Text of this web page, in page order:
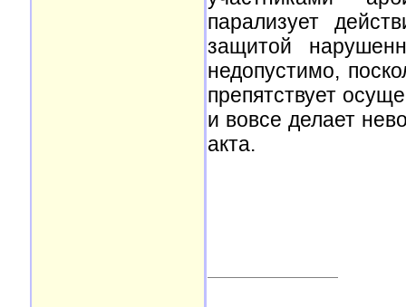
парализует
защитой
недопустимо,
препятствует
и вовсе делает
акта.